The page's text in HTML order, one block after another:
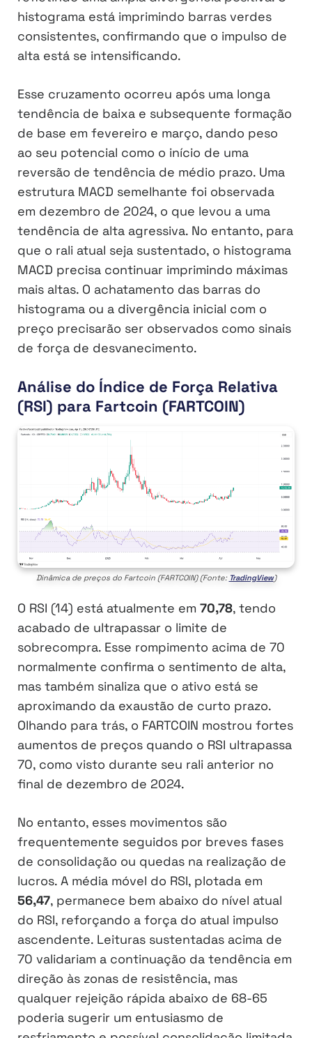
histograma está imprimindo barras verdes
consistentes, confirmando que o impulso de
alta está se intensificando.
Esse cruzamento ocorreu após uma longa
tendência de baixa e subsequente formação
de base em fevereiro e março, dando peso
ao seu potencial como o início de uma
reversão de tendência de médio prazo. Uma
estrutura MACD semelhante foi observada
em dezembro de 2024, o que levou a uma
tendência de alta agressiva. No entanto, para
que o rali atual seja sustentado, o histograma
MACD precisa continuar imprimindo máximas
mais altas. O achatamento das barras do
histograma ou a divergência inicial com o
preço precisarão ser observados como sinais
de força de desvanecimento.
Análise do Índice de Força Relativa
(RSI) para Fartcoin (FARTCOIN)
Dinâmica de preços do Fartcoin (FARTCOIN) (Fonte: TradingView)
O RSI (14) está atualmente em 70,78, tendo
acabado de ultrapassar o limite de
sobrecompra. Esse rompimento acima de 70
normalmente confirma o sentimento de alta,
mas também sinaliza que o ativo está se
aproximando da exaustão de curto prazo.
Olhando para trás, o FARTCOIN mostrou fortes
aumentos de preços quando o RSI ultrapassa
70, como visto durante seu rali anterior no
final de dezembro de 2024.
No entanto, esses movimentos são
frequentemente seguidos por breves fases
de consolidação ou quedas na realização de
lucros. A média móvel do RSI, plotada em
56,47, permanece bem abaixo do nível atual
do RSI, reforçando a força do atual impulso
ascendente. Leituras sustentadas acima de
70 validariam a continuação da tendência em
direção às zonas de resistência, mas
qualquer rejeição rápida abaixo de 68-65
poderia sugerir um entusiasmo de